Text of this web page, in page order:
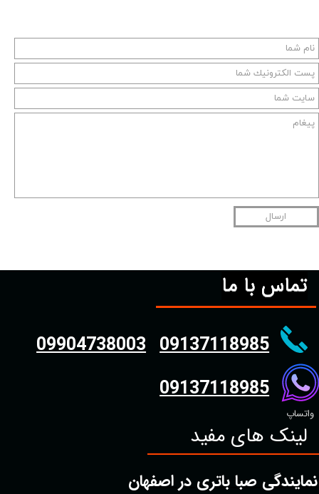
ارسال
تماس با ما
واتساپ
09904738003 09137118985
09137118985
لینک های مفید
نمایندگی صبا باتری در اصفهان